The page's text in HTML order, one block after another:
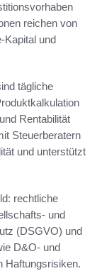
reichen von
Kapital und
tägliche
Rentabilität
Steuerberatern
und unterstützt
rechtliche
und
(DSGVO) und
D&O- und
Haftungsrisiken.